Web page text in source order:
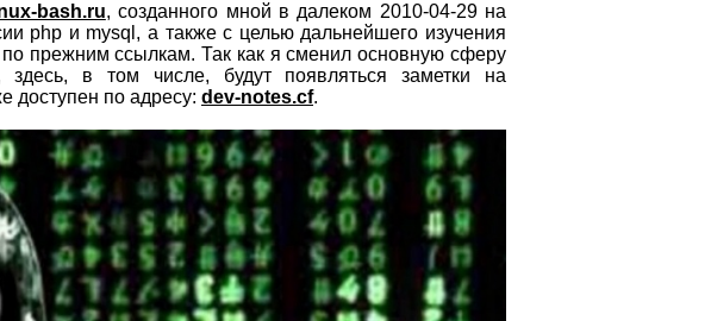
bash.ru, созданного мной в далеком 2010-04-29 на
php и mysql, а также c целью дальнейшего изучения
прежним ссылкам. Так как я сменил основную сферу
здесь, в том числе, будут появляться заметки на
доступен по адресу: dev-notes.cf.